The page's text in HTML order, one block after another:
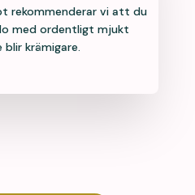
rekommenderar vi att du
med ordentligt mjukt
krämigare.